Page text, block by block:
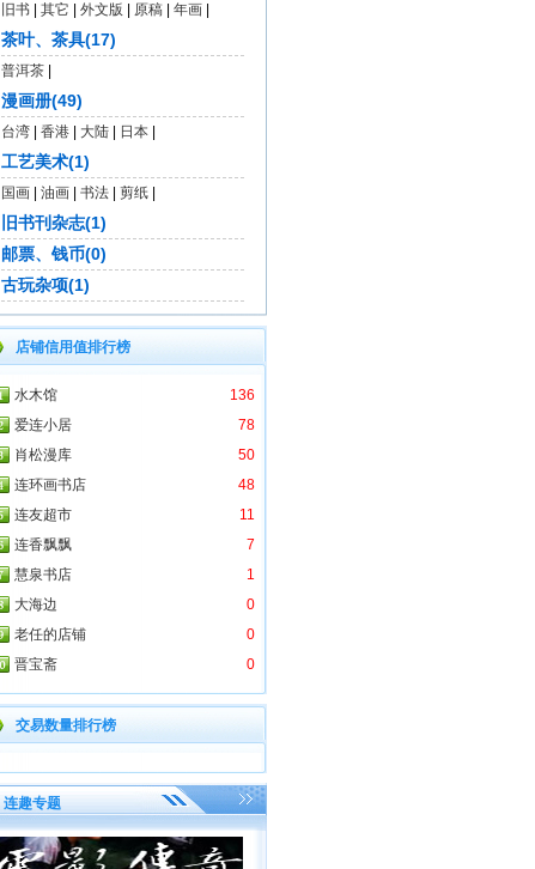
旧书
其它 外文版 原稿 年画
茶叶、茶具(17)
普洱茶
漫画册(49)
台湾 香港 大陆 日本
工艺美术(1)
国画 油画 书法 剪纸
旧书刊杂志(1)
邮票、钱币(0)
古玩杂项(1)
店铺信用值排行榜
水木馆
136
爱连小居
78
肖松漫库
50
连环画书店
48
连友超市
11
连香飘飘
7
慧泉书店
1
大海边
0
老任的店铺
0
晋宝斋
0
交易数量排行榜
连趣专题